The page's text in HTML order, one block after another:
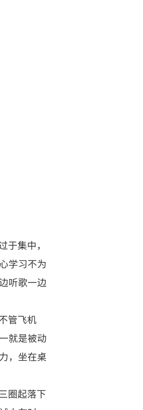
于集中，
学习不为
听歌一边
管飞机
就是被动
，坐在桌
圈起落下